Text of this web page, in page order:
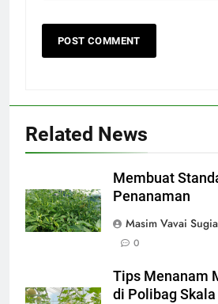
Related News
Membuat
Penanaman
Masim Vavai
0
Tips Menanam
di Polibag Skala